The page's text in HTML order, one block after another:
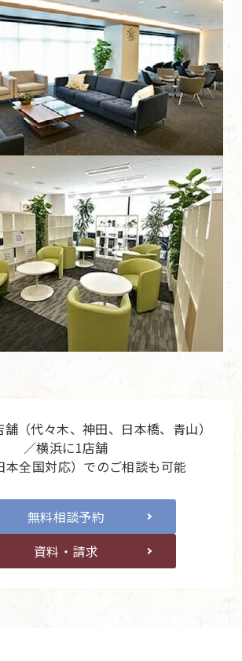
（代々木、神田、日本橋、青山）
／横浜に1店舗
全国対応）でのご相談も可能
無料相談予約
資料・請求